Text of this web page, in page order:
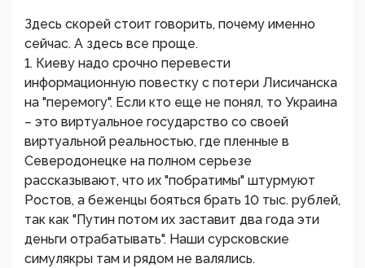
Здесь скорей стоит говорить, почему именно
сейчас. А здесь все проще.
1. Киеву надо срочно перевести
информационную повестку с потери Лисичанска
на "перемогу". Если кто еще не понял, то Украина
– это виртуальное государство со своей
виртуальной реальностью, где пленные в
Северодонецке на полном серьезе
рассказывают, что их "побратимы" штурмуют
Ростов, а беженцы бояться брать 10 тыс. рублей,
так как "Путин потом их заставит два года эти
деньги отрабатывать". Наши сурсковские
симулякры там и рядом не валялись.